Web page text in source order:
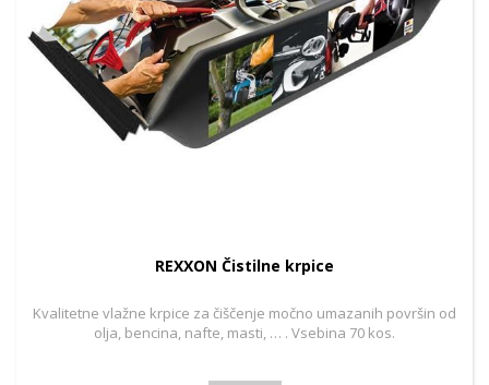
REXXON Čistilne krpice
Kvalitetne vlažne krpice za čiščenje močno umazanih površin od
olja, bencina, nafte, masti, … . Vsebina 70 kos.